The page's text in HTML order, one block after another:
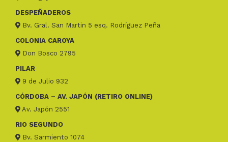
DESPEÑADEROS
Bv. Gral. San Martin 5 esq. Rodríguez Peña
COLONIA CAROYA
Don Bosco 2795
PILAR
9 de Julio 932
CÓRDOBA – AV. JAPÓN (RETIRO ONLINE)
Av. Japón 2551
RIO SEGUNDO
Bv. Sarmiento 1074